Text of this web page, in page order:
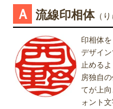
※実印・銀行印・認印の表
ますが、銀行印をご注文さ
も問題ありません。ご使用
す。
姓または名で、漢字1文字
『書体』をお選び頂く際、
コ" どちらを選択すればよ
"ヨコ" どちらを選んで頂い
はございませんので "たて"
Ａ 流線印相体（り
印相体
デザイ
止める
房独自
てが上
ォント